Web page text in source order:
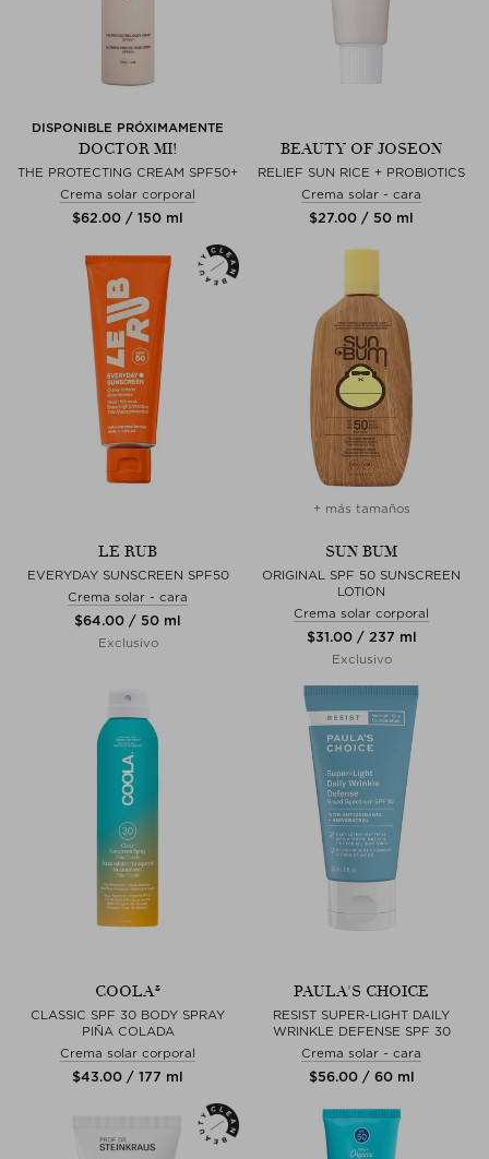
DISPONIBLE PRÓXIMAMENTE
DOCTOR MI!
THE PROTECTING CREAM SPF50+
Crema solar corporal
$‌62.00 / 150 ml
BEAUTY OF JOSEON
RELIEF SUN RICE + PROBIOTICS
Crema solar - cara
$‌27.00 / 50 ml
LE RUB
EVERYDAY SUNSCREEN SPF50
Crema solar - cara
$‌64.00 / 50 ml
Exclusivo
+ más tamaños
SUN BUM
ORIGINAL SPF 50 SUNSCREEN
LOTION
Crema solar corporal
$‌31.00 / 237 ml
Exclusivo
COOLA®
CLASSIC SPF 30 BODY SPRAY
PIÑA COLADA
Crema solar corporal
$‌43.00 / 177 ml
PAULA'S CHOICE
RESIST SUPER-LIGHT DAILY
WRINKLE DEFENSE SPF 30
Crema solar - cara
$‌56.00 / 60 ml